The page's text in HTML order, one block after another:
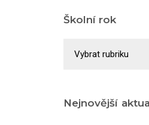
Školní rok
Nejnovější